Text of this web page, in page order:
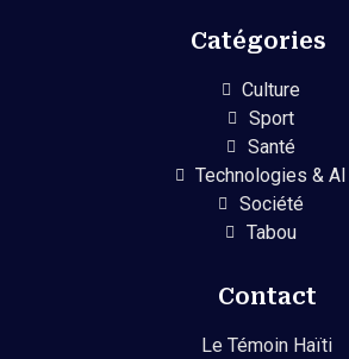
Catégories
Culture
Sport
Santé
Technologies & AI
Société
Tabou
Contact
Le Témoin Haïti